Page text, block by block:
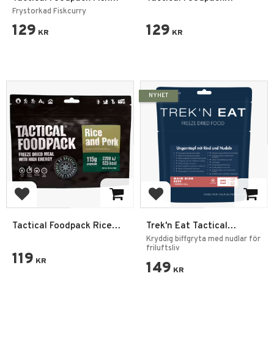
Curry and Rice
Frystorkad Fiskcurry
129 KR 129 KR
Lägg till i favoriter
Tactical Foodpack Rice
119 KR
Lägg till i favoriter
Trek'n Eat Tactical
Foodpack Kryddig
Nötköttsgryta med Nudlar
Kryddig biffgryta med nudlar för
friluftsliv
149 KR
NYHET